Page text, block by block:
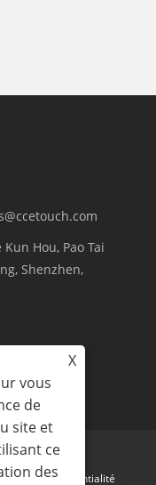
Hou, Pao Tai
Shenzhen,
de confidentialité
X
vous
de
site et
ce
des